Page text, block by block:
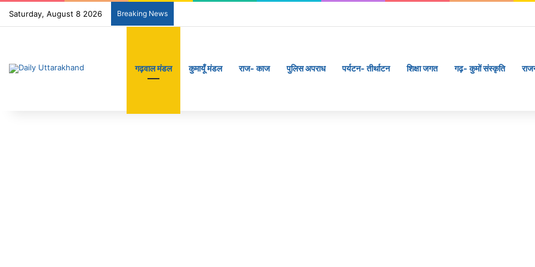
Saturday, August 8 2026 Breaking News
गढ़वाल मंडल कुमायूँ मंडल राज- काज पुलिस अपराध पर्यटन- तीर्थाटन शिक्षा जगत गढ़- कुमों संस्कृति